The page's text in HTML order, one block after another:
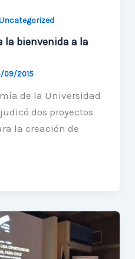
la bienvenida a la
09/2015
de la Universidad
dos proyectos
la creación de